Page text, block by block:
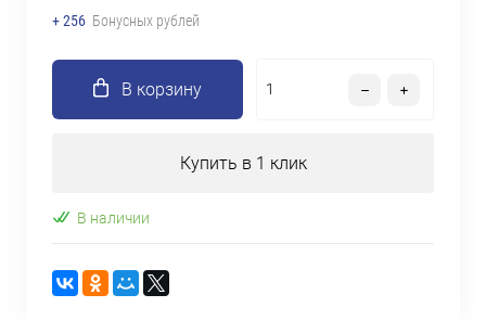
+ 256 Бонусных рублей
В корзину
Купить в 1 клик
В наличии